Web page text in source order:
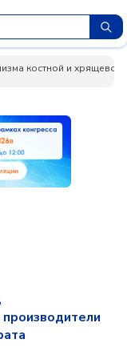
костной и хрящевой